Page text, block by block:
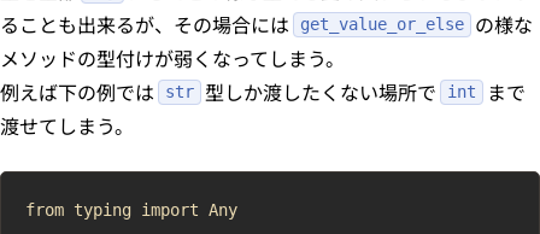
ることも出来るが、その場合には
get_value_or_else
の様な
メソッドの型付けが弱くなってしまう。
例えば下の例では
str 型しか渡したくない場所で int
まで
渡せてしまう。
from typing import Any